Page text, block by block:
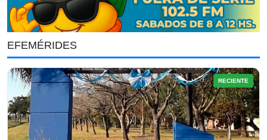
EFEMÉRIDES
RECIENTE